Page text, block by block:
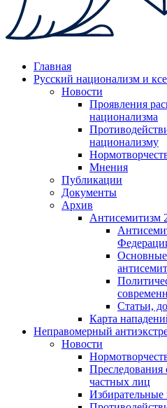
Главная
Русский национализм и
Новости
Проявления
национализма
национализму
Мнения
Публикации
Документы
Архив
Антисемитизм
Основные
Статьи,
Карта
Неправомерный
Новости
частных лиц